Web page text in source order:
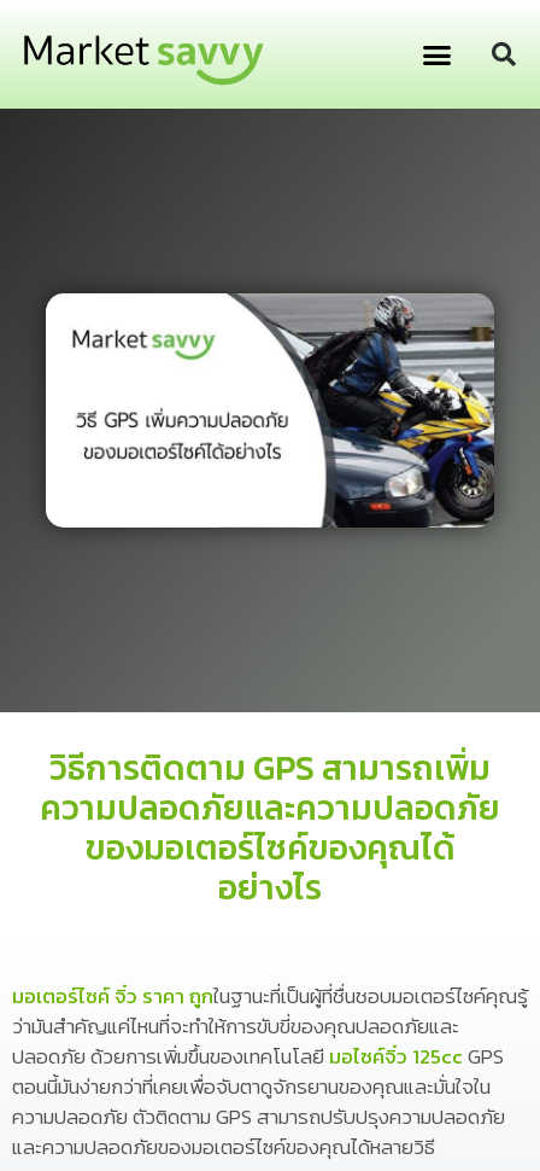
วิธีการติดตาม GPS สามารถเพิ่ม
ความปลอดภัยและความปลอดภัย
ของมอเตอร์ไซค์ของคุณได้
อย่างไร
มอเตอร์ไซค์ จิ๋ว ราคา ถูกในฐานะที่เป็นผู้ที่ชื่นชอบมอเตอร์ไซค์คุณรู้
ว่ามันสำคัญแค่ไหนที่จะทำให้การขับขี่ของคุณปลอดภัยและ
ปลอดภัย ด้วยการเพิ่มขึ้นของเทคโนโลยี มอไซค์จิ๋ว 125ccGPS
ตอนนี้มันง่ายกว่าที่เคยเพื่อจับตาดูจักรยานของคุณและมั่นใจใน
ความปลอดภัย ตัวติดตาม GPS สามารถปรับปรุงความปลอดภัย
และความปลอดภัยของมอเตอร์ไซค์ของคุณได้หลายวิธี